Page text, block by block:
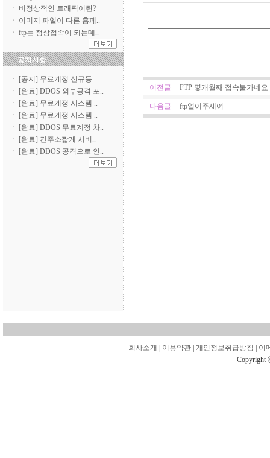
ㆍ 비정상적인 트래픽이란?
ㆍ 이미지 파일이 다른 홈페..
ㆍ ftp는 정상접속이 되는데..
ㆍ
[공지] 무료계정 신규등..
ㆍ
[완료] DDOS 외부공격 포..
ㆍ
[완료] 무료계정 시스템 ..
ㆍ
[완료] 무료계정 시스템 ..
ㆍ
[완료] DDOS 무료계정 차..
ㆍ
[완료] 긴주소짧게 서비..
ㆍ
[완료] DDOS 공격으로 인..
회사소개 이용약관| 개인정보취급방침
이
Copyright